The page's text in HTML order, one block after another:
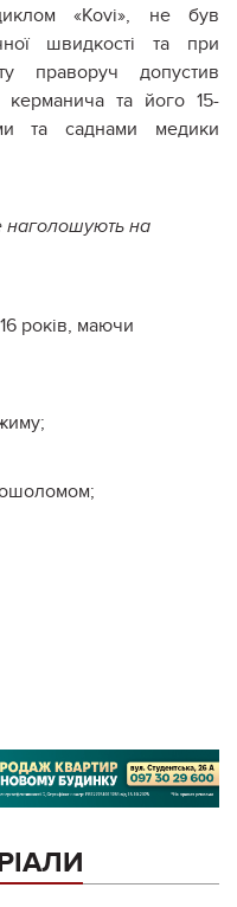
«Kovi», не був
швидкості та при
праворуч допустив
керманича та його 15-
та саднами медики
наголошують на
років, маючи